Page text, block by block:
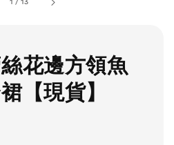
1 /13
花邊方領魚
【現貨】